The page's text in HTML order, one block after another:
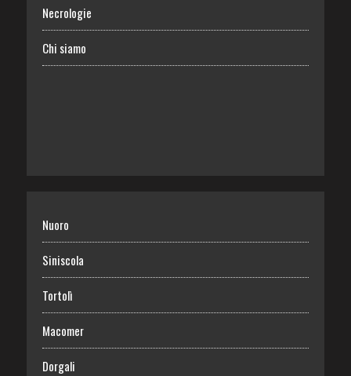
Necrologie
Chi siamo
Nuoro
Siniscola
Tortolì
Macomer
Dorgali